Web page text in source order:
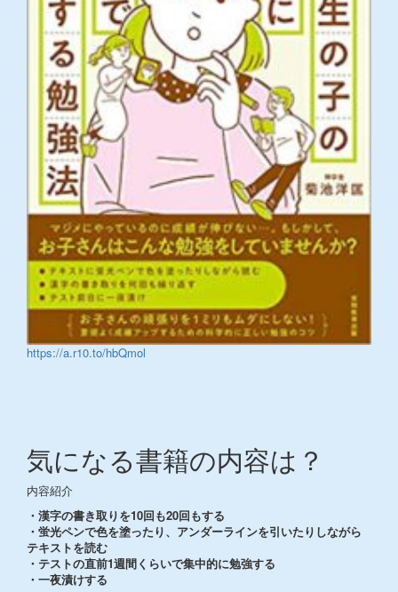
https://a.r10.to/hbQmol
気になる書籍の内容は？
内容紹介
・漢字の書き取りを10回も20回もする
・蛍光ペンで色を塗ったり、アンダーラインを引いたりしながら
テキストを読む
・テストの直前1週間くらいで集中的に勉強する
・一夜漬けする